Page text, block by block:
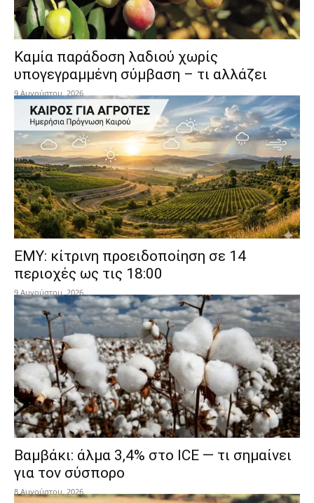
Καμία παράδοση λαδιού χωρίς
υπογεγραμμένη σύμβαση – τι αλλάζει
9 Αυγούστου, 2026
ΕΜΥ: κίτρινη προειδοποίηση σε 14
περιοχές ως τις 18:00
9 Αυγούστου, 2026
Βαμβάκι: άλμα 3,4% στο ICE — τι σημαίνει
για τον σύσπορο
8 Αυγούστου, 2026